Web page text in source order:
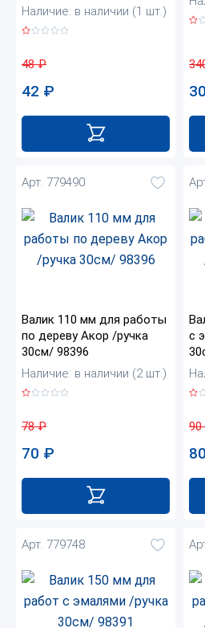
Наличие: в наличии (1 шт.)
48₽
42 ₽
Арт. 779490
Валик 110 мм для работы
по дереву Акор /ручка
30см/ 98396
Наличие: в наличии (2 шт.)
78₽
70 ₽
с
90
80
Арт. 779748